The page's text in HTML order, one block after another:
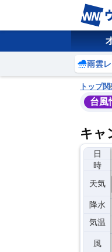
雨雲
トップ関
台風
キャ
日
時
天気
降水
気温
風
11
0ミリ
29℃